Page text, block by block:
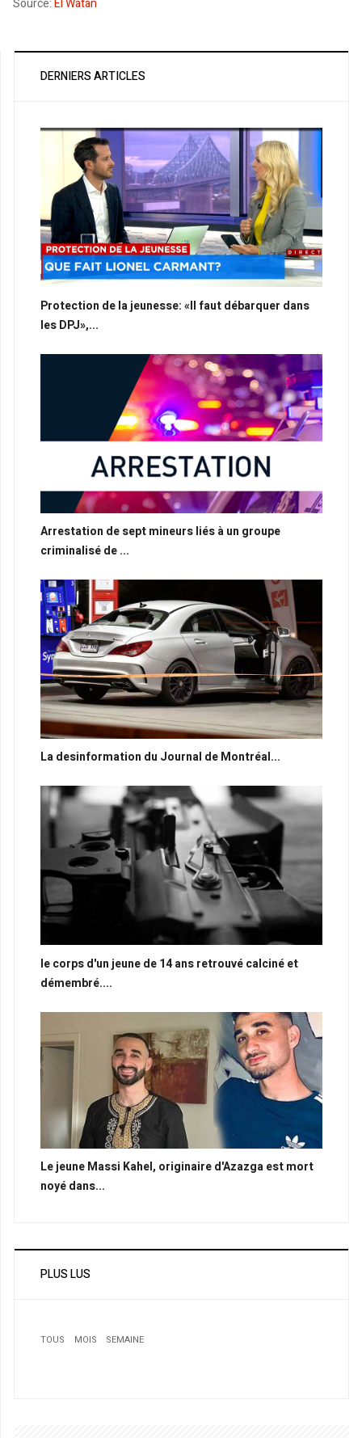
Source:El Watan
DERNIERS ARTICLES
Protection de la jeunesse: «Il faut débarquer dans
les DPJ»,...
Arrestation de sept mineurs liés à un groupe
criminalisé de ...
La desinformation du Journal de Montréal...
le corps d'un jeune de 14 ans retrouvé calciné et
démembré....
Le jeune Massi Kahel, originaire d'Azazga est mort
noyé dans...
PLUS LUS
TOUS MOIS
SEMAINE